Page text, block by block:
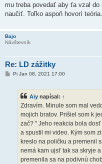
o
k
mu treba povedať aby ťa vzal
naučiť. Toľko aspoň hovorí teória.
Bajo
Návštevník
Re: LD zážitky
PPi Jan 08, 2021 17:00
Aiy napísal: ↑
Zdravím. Minule som mal
mojich bratov. Prišiel som k
zač? " Jeho reakcia bola
a spustil mi video. Kým som
kreslo na poličku a premenil
nemá kam ujsť tak sa skryje
premenila sa na podivnú